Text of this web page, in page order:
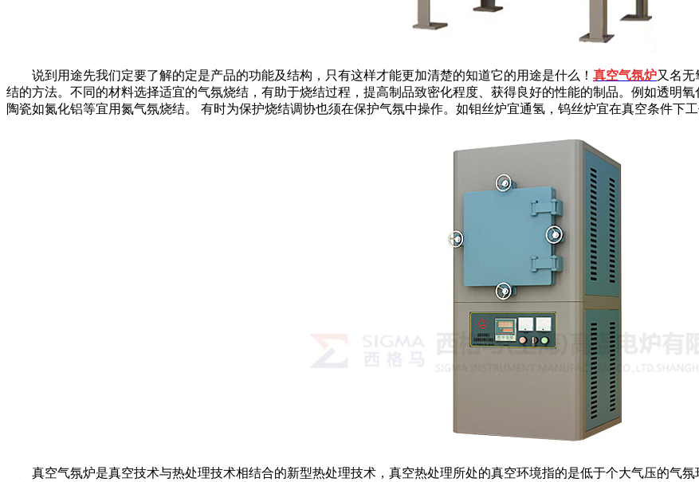
说到用途先我们定要了解的定是产品的功能及结构，只有这样才能更加清楚的知道它的用途是什么！ 真空气氛炉又名
结的方法。不同的材料选择适宜的气氛烧结，有助于烧结过程，提高制品致密化程度、获得良好的性能的制品。例如透明
陶瓷如氮化铝等宜用氮气氛烧结。 有时为保护烧结调协也须在保护气氛中操作。如钼丝炉宜通氢，钨丝炉宜在真空条件下工
真空气氛炉是真空技术与热处理技术相结合的新型热处理技术，真空热处理所处的真空环境指的是低于个大气压的气